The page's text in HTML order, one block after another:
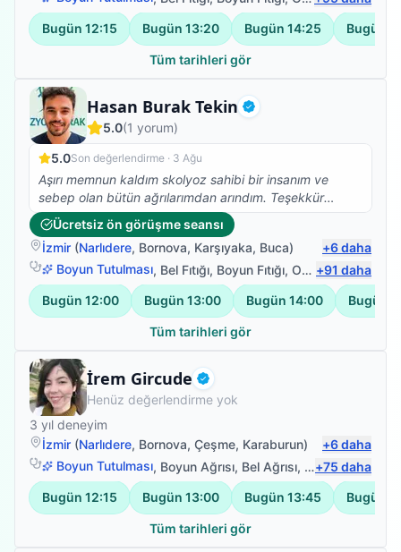
annem yaşına farklı kronik rahatsızlığına rağmen
yürüdü ve vücudunu kullabanilir hale geldi.Bunun için
teşekkür edemem yetmez,sanırım hastası olan 10
kişiye sorsak 50 si kendisi için içinden gelen yüm
yaşanmıyor tüm aile fertlerimiz bu süreçten
etkileniyor.İşte Ümit bey bunu başarıyor bizim ile
birlikte olmayı aileden biri olmayı ,o zamanda meslek
bilgisi ve insani değerleri ile başarılı oluyor.Kendisi
gerek nezaketi gerek iş tutuşu gerek değerleri ile
saygımızı sevgimizi kazandı.TEŞEKKÜRLER Ümit bey
tüm değerleriniz için emeğinize,yüreğinize sağlık.
Bugün 12:15 Bugün 13:20 Bugün 14:25 Bugün
Tüm tarihleri gör
Hasan Burak Tekin Doğrulanmış
Fizyoterapist
5.0(1 yorum)
5.0Son değerlendirme · 3 Ağu
Aşırı memnun kaldım skolyoz sahibi bir insanım ve
sebep olan bütün ağrılarımdan arındım. Teşekkür
ederim Burak Bey
Ücretsiz ön görüşme seansı
İzmir (Narlıdere, Bornova, Karşıyaka, Buca) +6daha
Boyun Tutulması, Bel Fıtığı, Boyun Fıtığı, Omuz Bağ Yaralanması +91 daha
Bugün 12:00 Bugün 13:00 Bugün 14:00 Bugün
Tüm tarihleri gör
İrem Gircude Doğrulanmış
Fizyoterapist
Henüz değerlendirme yok
3 yıl deneyim
İzmir (Narlıdere, Bornova, Çeşme, Karaburun) +6daha
Boyun Tutulması, Boyun Ağrısı, Bel Ağrısı, Manuel
+75 daha
Bugün 12:15 Bugün 13:00 Bugün 13:45 Bugün
Tüm tarihleri gör